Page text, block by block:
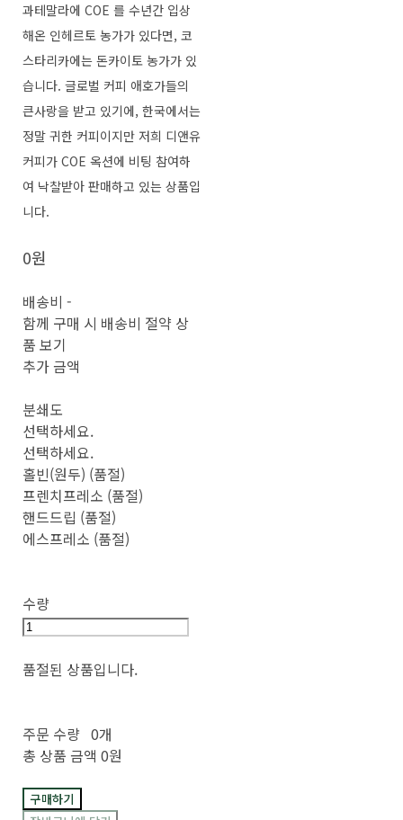
과테말라에 COE 를 수년간 입상
해온 인헤르토 농가가 있다면, 코
스타리카에는 돈카이토 농가가 있
습니다. 글로벌 커피 애호가들의
큰사랑을 받고 있기에, 한국에서는
정말 귀한 커피이지만 저희 디앤유
커피가 COE 옥션에 비팅 참여하
여 낙찰받아 판매하고 있는 상품입
니다.
0원
배송비-
함께 구매 시 배송비 절약 상
품 보기
추가 금액
분쇄도
선택하세요.
선택하세요.
홀빈(원두) (품절)
프렌치프레소 (품절)
핸드드립 (품절)
에스프레소 (품절)
수량
품절된 상품입니다.
주문 수량 0개
총 상품 금액 0원
구매하기